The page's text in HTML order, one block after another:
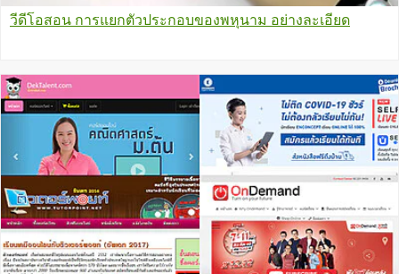
วีดีโอสอน การแยกตัวประกอบของพหุนาม อย่างละเอียด